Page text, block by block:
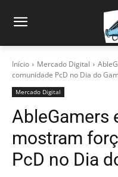
Início Mercado Digital
comunidade PcD no Dia do
Mercado Digital
AbleGamers
mostram
PcD no Dia